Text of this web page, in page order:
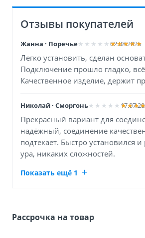
Отзывы покупателей
Жанна · Поречье 02.08.2026
Легко установить, сделан
Подключение прошло гладко,
Качественное изделие, держит
Николай · Сморгонь
Прекрасный вариант для
надёжный, соединение
подтекает. Быстро установился и
ура, никаких сложностей.
Показать ещё 1
Рассрочка на товар